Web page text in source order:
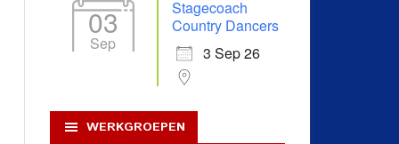
03
Sep
Stagecoach
Country Dancers
3 Sep 26
WERKGROEPEN